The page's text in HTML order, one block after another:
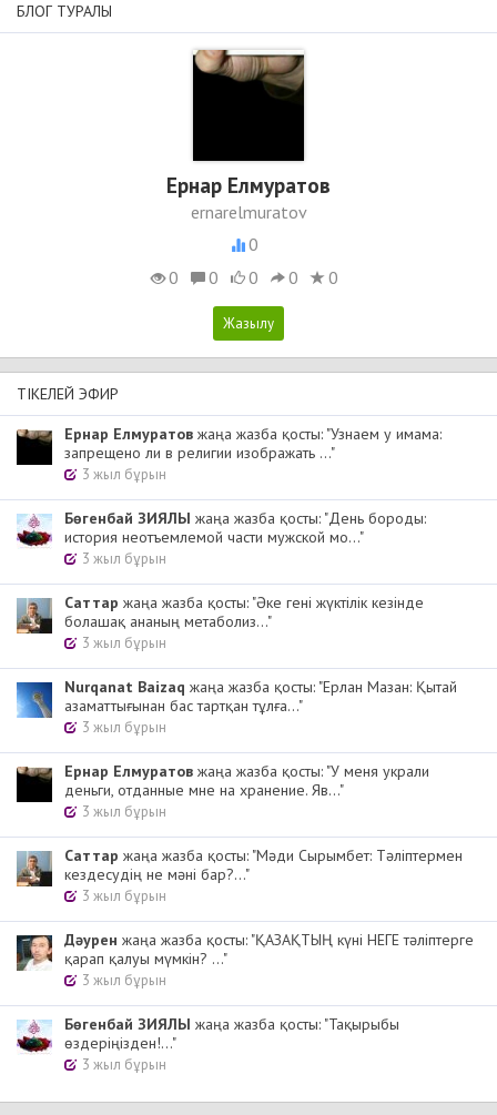
БЛОГ ТУРАЛЫ
Ернар Елмуратов
ernarelmuratov
0
0
0 0 0 0
ТІКЕЛЕЙ ЭФИР
Ернар Елмуратов жаңа жазба қосты: "Узнаем у имама:
запрещено ли в религии изображать ..."
3 жыл бұрын
Бөгенбай ЗИЯЛЫ жаңа жазба қосты: "День бороды:
история неотъемлемой части мужской мо..."
3 жыл бұрын
Cаттар жаңа жазба қосты: "Әке гені жүктілік кезінде
болашақ ананың метаболиз..."
3 жыл бұрын
Nurqanat Baizaq жаңа жазба қосты: "Ерлан Мазан: Қытай
азаматтығынан бас тартқан тұлға..."
3 жыл бұрын
Ернар Елмуратов жаңа жазба қосты: "У меня украли
деньги, отданные мне на хранение. Яв..."
3 жыл бұрын
Cаттар жаңа жазба қосты: "Мәди Сырымбет: Тәліптермен
кездесудің не мәні бар?..."
3 жыл бұрын
Дәурен жаңа жазба қосты: "ҚАЗАҚТЫҢ күні НЕГЕ тәліптерге
қарап қалуы мүмкін? ..."
3 жыл бұрын
Бөгенбай ЗИЯЛЫ жаңа жазба қосты: "Тақырыбы
өздеріңізден!..."
3 жыл бұрын